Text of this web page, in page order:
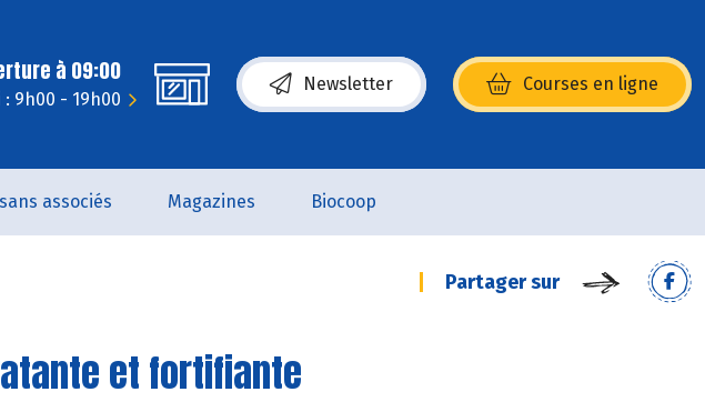
à 09:00
9h00 - 19h00
Newsletter Courses en ligne
(s’ouvre dans une nouvelle fenêtre)
associés Magazines Biocoop
Partager sur
et fortifiante